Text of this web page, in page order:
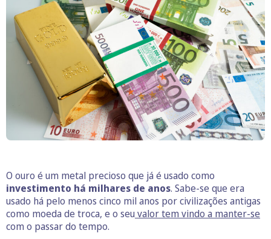
O ouro é um metal precioso que já é usado como
investimento há milhares de anos. Sabe-se que era
usado há pelo menos cinco mil anos por civilizações antigas
como moeda de troca, e o seu valor tem vindo a manter-se
com o passar do tempo.